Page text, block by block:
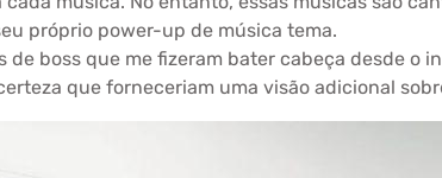
próprio power-up de música tema.
de boss que me fizeram bater cabeça desde o
que forneceriam uma visão adicional